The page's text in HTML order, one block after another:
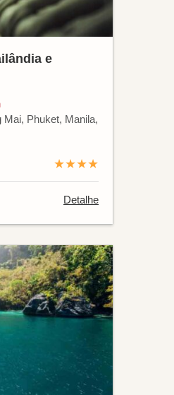
e
Mai, Phuket, Manila,
★★★★
Detalhe